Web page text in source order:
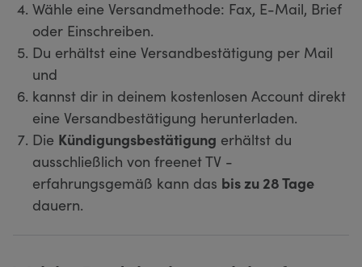
Wähle eine Versandmethode: Fax, E-Mail, Brief
oder Einschreiben.
Du erhältst eine Versandbestätigung per Mail
und
kannst dir in deinem kostenlosen Account direkt
eine Versandbestätigung herunterladen.
Die Kündigungsbestätigung erhältst du
ausschließlich von freenet TV -
erfahrungsgemäß kann das bis zu 28 Tage
dauern.